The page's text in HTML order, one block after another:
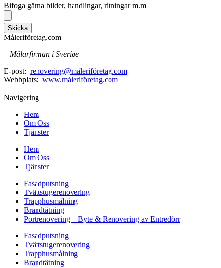
Bifoga gärna bilder, handlingar, ritningar m.m.
Skicka
Måleriföretag.com
– Målarfirman i Sverige
E-post: renovering@måleriföretag.com
Webbplats: www.måleriföretag.com
Navigering
Hem
Om Oss
Tjänster
Hem
Om Oss
Tjänster
Fasadputsning
Tvättstugerenovering
Trapphusmålning
Brandtätning
Portrenovering – Byte & Renovering av Entredörr
Fasadputsning
Tvättstugerenovering
Trapphusmålning
Brandtätning